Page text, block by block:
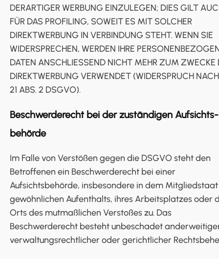
DERARTIGER WERBUNG EINZULEGEN; DIES GILT
FÜR DAS PROFILING, SOWEIT ES MIT SOLCHER
DIREKTWERBUNG IN VERBINDUNG STEHT. WENN SIE
WIDERSPRECHEN, WERDEN IHRE
DATEN ANSCHLIESSEND NICHT MEHR ZUM ZWECKE
DIREKTWERBUNG VERWENDET (WIDERSPRUCH
21 ABS. 2 DSGVO).
Beschwerde­recht bei der zuständigen Aufsichts­
behörde
Im Falle von Verstößen gegen die DSGVO steht den
Betroffenen ein Beschwerderecht bei einer
Aufsichtsbehörde, insbesondere in dem
gewöhnlichen Aufenthalts, ihres Arbeitsplatzes oder
Orts des mutmaßlichen Verstoßes zu. Das
Beschwerderecht besteht unbeschadet
verwaltungsrechtlicher oder gerichtlicher